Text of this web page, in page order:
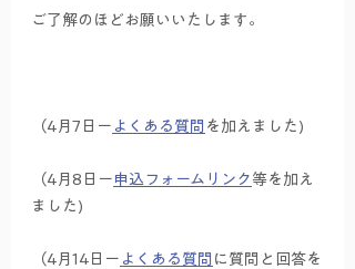
ご了解のほどお願いいたします。
（4月7日ー よくある質問 を加えました)
（4月8日ー 申込フォームリンク 等を加え
ました)
（4月14日ー よくある質問 に質問と回答を